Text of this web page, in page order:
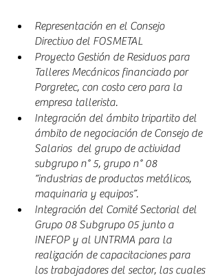
Representación en el Consejo
Directivo del FOSMETAL
Proyecto Gestión de Residuos para
Talleres Mecánicos financiado por
Porgretec, con costo cero para la
empresa tallerista.
Integración del ámbito tripartito del
ámbito de negociación de Consejo de
Salarios  del grupo de actividad
subgrupo n° 5, grupo n° 08
“industrias de productos metálicos,
maquinaria y equipos”.
Integración del Comité Sectorial del
Grupo 08 Subgrupo 05 junto a
INEFOP y al UNTRMA para la
realización de capacitaciones para
los trabajadores del sector, las cuales